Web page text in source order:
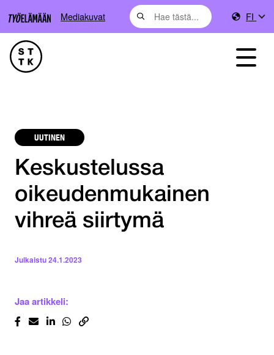
Mediakuvat FI
UUTINEN
Keskustelussa
oikeudenmukainen
vihreä siirtymä
Julkaistu24.1.2023
Jaa artikkeli: